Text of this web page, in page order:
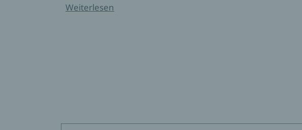
Weiterlesen